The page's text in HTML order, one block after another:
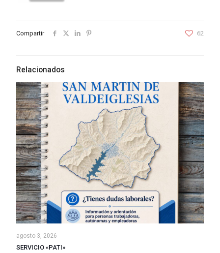
Compartir 62
Relacionados
agosto 3, 2026
SERVICIO «PATI»